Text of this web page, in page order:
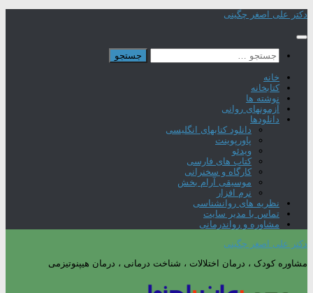
Skip
content
دکتر علی اصغر چگینی
جستجو
برای:
خانه
کتابخانه
نوشته ها
آزمونهای روانی
دانلودها
دانلود کتابهای انگلیسی
پاورپوینت
ویدئو
کتاب های فارسی
کارگاه و سخنرانی
موسیقی آرام بخش
نرم افزار
نظریه های روانشناسی
تماس با مدیر سایت
مشاوره و رواندرمانی
دکتر علی اصغر چگینی
مشاوره کودک ، درمان اختلالات ، شناخت درمانی ، درمان هیپنوتیزمی